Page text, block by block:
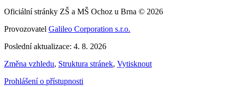
Oficiální stránky ZŠ a MŠ Ochoz u Brna © 2026
Provozovatel Galileo Corporation s.r.o.
Poslední aktualizace: 4. 8. 2026
Změna vzhledu, Struktura stránek, Vytisknout
Prohlášení o přístupnosti